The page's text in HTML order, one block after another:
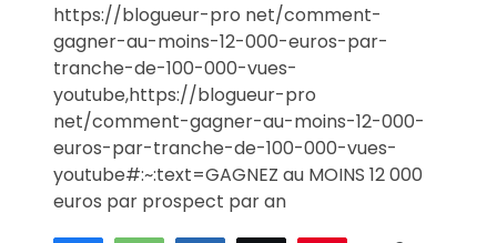
https://blogueur-pro net/comment-
gagner-au-moins-12-000-euros-par-
tranche-de-100-000-vues-
youtube,https://blogueur-pro
net/comment-gagner-au-moins-12-000-
euros-par-tranche-de-100-000-vues-
youtube#:~:text=GAGNEZ au MOINS 12 000
euros par prospect par an